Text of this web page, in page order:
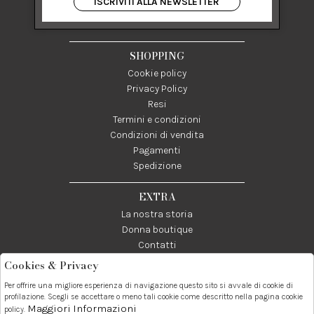
84122 Salerno Italia
P IVA 03024950655
SHOPPING
Cookie policy
Privacy Policy
Resi
Termini e condizioni
Condizioni di vendita
Pagamenti
Spedizione
EXTRA
La nostra storia
Donna boutique
Contatti
Telefono:
089237858
Whatsapp:
3338855601
Contatti:
info@donna1981.it
Cookies & Privacy
Per offrire una migliore esperienza di navigazione questo sito si avvale di cookie di
profilazione. Scegli se accettare o meno tali cookie come descritto nella pagina cookie
policy. Maggiori Informazioni